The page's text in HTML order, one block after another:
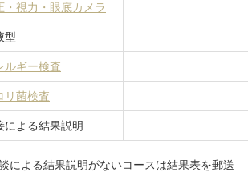
・視力・眼底カメラ
型
ルギー検査
リ菌検査
による結果説明
による結果説明がないコースは結果表を郵送